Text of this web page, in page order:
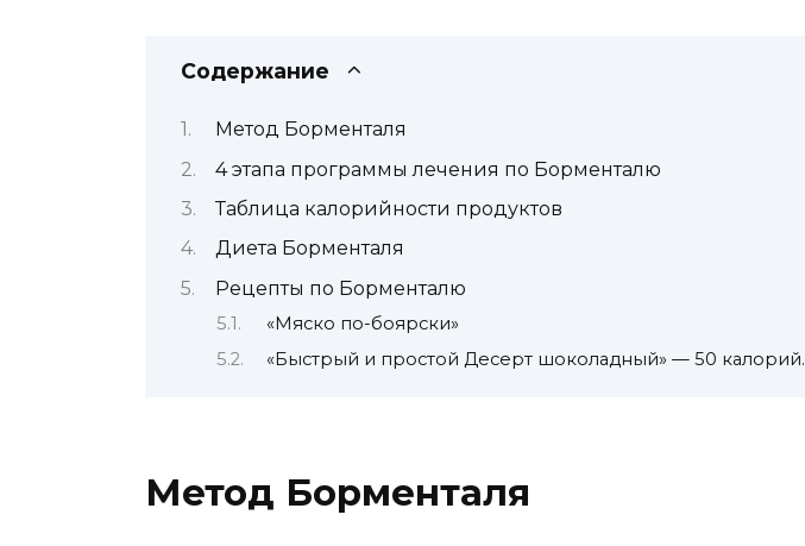
Содержание
Метод Борменталя
4 этапа программы лечения по Борменталю
Таблица калорийности продуктов
Диета Борменталя
Рецепты по Борменталю
«Мяско по-боярски»
«Быстрый и простой Десерт шоколадный» — 50 калорий.
Метод Борменталя